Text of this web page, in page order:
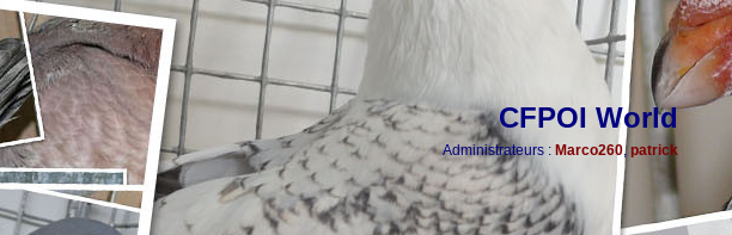
CFPOI World
Administrateurs : Marco260, patrick